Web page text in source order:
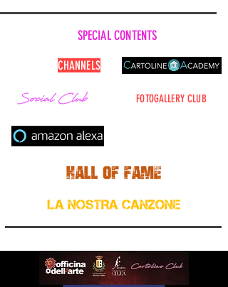
FOTOGALLERY CLUB
CHANNELS
SPECIAL CONTENTS